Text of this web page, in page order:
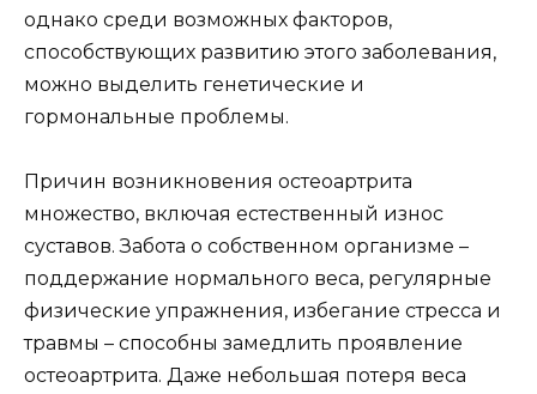
однако среди возможных факторов,
способствующих развитию этого заболевания,
можно выделить генетические и
гормональные проблемы.
Причин возникновения остеоартрита
множество, включая естественный износ
суставов. Забота о собственном организме –
поддержание нормального веса, регулярные
физические упражнения, избегание стресса и
травмы – способны замедлить проявление
остеоартрита. Даже небольшая потеря веса